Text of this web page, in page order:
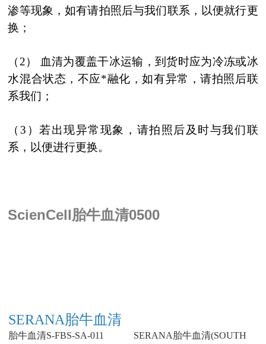
渗等现象，如有请拍照后与我们联系，以便就行更
换；
（2） 血清为覆盖干冰运输，到货时应为冷冻或冰
水混合状态，不应*融化，如有异常，请拍照后联
系我们；
（3）若出现异常现象，请拍照后及时与我们联
系，以便进行更换。
ScienCell胎牛血清0500
SERANA胎牛血清
胎牛血清S-FBS-SA-011
SERANA胎牛血清(SOUTH